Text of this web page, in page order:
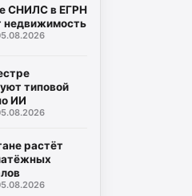
СНИЛС в ЕГРН
недвижимость
типовой
ИИ
растёт